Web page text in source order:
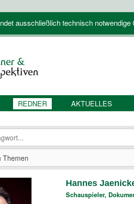
ausschließlich technisch
REDNER AKTUELLES
Hannes
Schauspieler,